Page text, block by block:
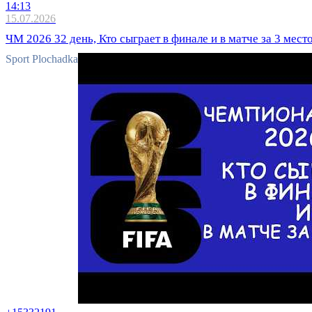
14:13
15.07.2026
ЧМ 2026 32 день, Кто сыграет в финале и в матче за 3
Sport Plochadka